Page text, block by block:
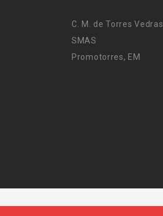
C. M. de Torres Vedras
SMAS
Promotorres, EM